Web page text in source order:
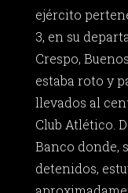
ejército
3, en su
Crespo,
estaba roto y
llevados al
Club Atlético.
Banco donde,
detenidos,